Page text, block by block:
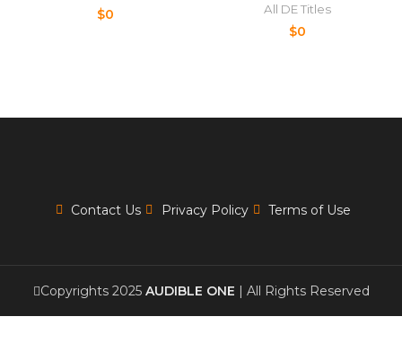
$0 All DE Titles
$0
Contact Us Privacy Policy Terms of Use
Copyrights 2025 AUDIBLE ONE | All Rights Reserved